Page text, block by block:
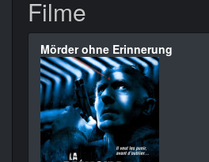
Filme
Mörder ohne Erinnerung